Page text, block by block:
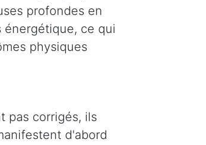
profondes en
énergétique, ce qui
physiques
pas corrigés, ils
d'abord